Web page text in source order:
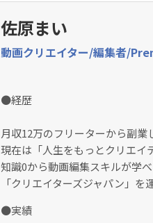
佐原まい
動画クリエイター/編集者/
●経歴
月収12万のフリーターから副業
現在は「人生をもっとクリエイ
知識0から動画編集スキルが学
「クリエイターズジャパン」を
●実績